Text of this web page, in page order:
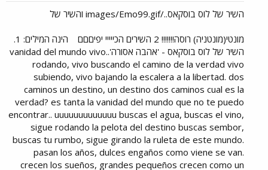
השיר של לוס בוסקאס../images/Emo99.gif והשיר של
מונטי(מונטניה) רוסה!!!!!!! 2 השירים הכייייי יפיםםם
הינה המילים: 1.
השיר של לוס בוסקאס - 'אהבה אסורה'..vanidad del mundo vivo
rodando, vivo buscando el camino de la verdad vivo
subiendo, vivo bajando la escalera a la libertad. dos
caminos un destino, un destino dos caminos cual es la
verdad? es tanta la vanidad del mundo que no te puedo
encontrar.. uuuuuuuuuuuuu buscas el agua, buscas el vino,
sigue rodando la pelota del destino buscas sembor,
buscas tu rumbo, sigue girando la ruleta de este mundo.
pasan los años, dulces engaños como viene se van.
crecen los sueños, grandes pequeños crecen como un